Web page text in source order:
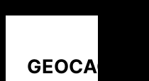
GEOCACHING